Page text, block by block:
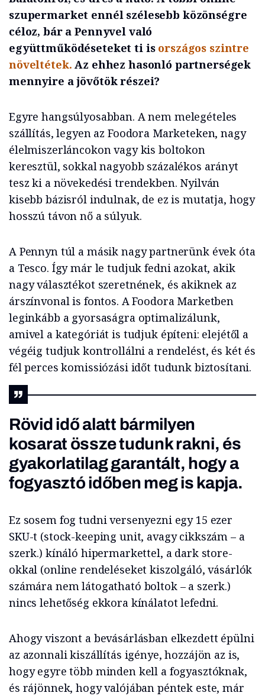
szupermarket ennél szélesebb közönségre
céloz, bár a Pennyvel való
együttműködéseteket ti is országos szintre
növeltétek. Az ehhez hasonló partnerségek
mennyire a jövőtök részei?
Egyre hangsúlyosabban. A nem melegételes
szállítás, legyen az Foodora Marketeken, nagy
élelmiszerláncokon vagy kis boltokon
keresztül, sokkal nagyobb százalékos arányt
tesz ki a növekedési trendekben. Nyilván
kisebb bázisról indulnak, de ez is mutatja, hogy
hosszú távon nő a súlyuk.
A Pennyn túl a másik nagy partnerünk évek óta
a Tesco. Így már le tudjuk fedni azokat, akik
nagy választékot szeretnének, és akiknek az
árszínvonal is fontos. A Foodora Marketben
leginkább a gyorsaságra optimalizálunk,
amivel a kategóriát is tudjuk építeni: elejétől a
végéig tudjuk kontrollálni a rendelést, és két és
fél perces komissiózási időt tudunk biztosítani.
Rövid idő alatt bármilyen
kosarat össze tudunk rakni, és
gyakorlatilag garantált, hogy a
fogyasztó időben meg is kapja.
Ez sosem fog tudni versenyezni egy 15 ezer
SKU-t (stock-keeping unit, avagy cikkszám – a
szerk.) kínáló hipermarkettel, a dark store-
okkal (online rendeléseket kiszolgáló, vásárlók
számára nem látogatható boltok – a szerk.)
nincs lehetőség ekkora kínálatot lefedni.
Ahogy viszont a bevásárlásban elkezdett épülni
az azonnali kiszállítás igénye, hozzájön az is,
hogy egyre több minden kell a fogyasztóknak,
és rájönnek, hogy valójában péntek este, már